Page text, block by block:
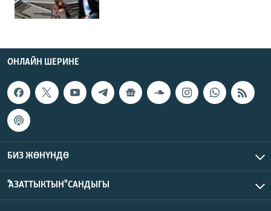
ОНЛАЙН ШЕРИНЕ
БИЗ ЖӨНҮНДӨ
"АЗАТТЫКТЫН" САНДЫГЫ